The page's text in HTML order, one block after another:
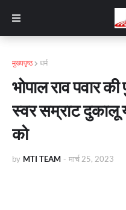
मुख्यपृष्ठ धर्म
भोपाल राव पवार
स्वर सम्राट दुकालू
को
by MTI TEAM - मार्च 25, 2023